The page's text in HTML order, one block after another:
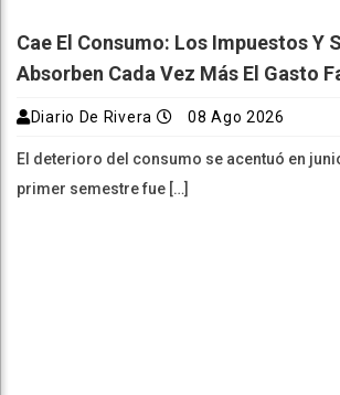
Cae El Consumo: Los Impuestos Y
Absorben Cada Vez Más El Gasto
Diario De Rivera 08 Ago 2026
El deterioro del consumo se acentuó en
primer semestre fue […]